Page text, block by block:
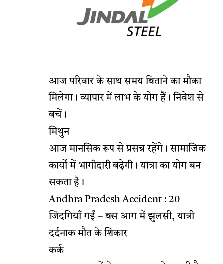
आज परिवार के साथ समय बिताने का मौका
मिलेगा। व्यापार में लाभ के योग हैं। निवेश से
बचें।
मिथुन
आज मानसिक रूप से प्रसन्न रहेंगे। सामाजिक
कार्यों में भागीदारी बढ़ेगी। यात्रा का योग बन
सकता है।
Andhra Pradesh Accident : 20
जिंदगियाँ गईं – बस आग में झुलसी, यात्री
दर्दनाक मौत के शिकार
कर्क